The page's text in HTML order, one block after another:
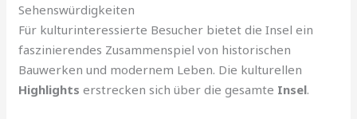
Sehenswürdigkeiten
Für kulturinteressierte Besucher bietet die Insel ein
faszinierendes Zusammenspiel von historischen
Bauwerken und modernem Leben. Die kulturellen
Highlights erstrecken sich über die gesamte Insel.